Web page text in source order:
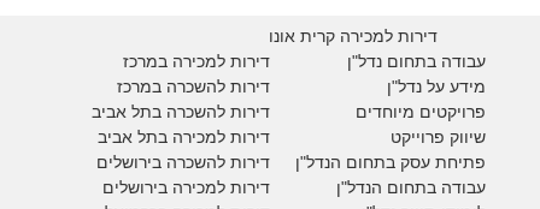
דירות למכירה קרית אונו
דירות למכירה במרכז
דירות להשכרה במרכז
דירות להשכרה בתל אביב
דירות למכירה בתל אביב
דירות להשכרה בירושלים
דירות למכירה בירושלים
עבודה בתחום נדל"ן
מידע על נדל"ן
פרויקטים מיוחדים
שיווק פרוייקט
פתיחת עסק בתחום הנדל"ן
עבודה בתחום הנדל"ן